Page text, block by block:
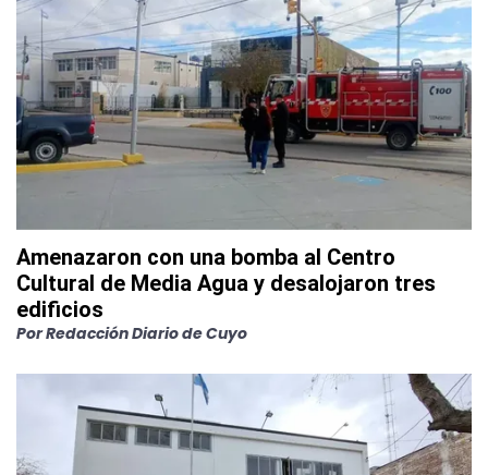
Amenazaron con una bomba al Centro
Cultural de Media Agua y desalojaron tres
edificios
PorRedacción Diario de Cuyo